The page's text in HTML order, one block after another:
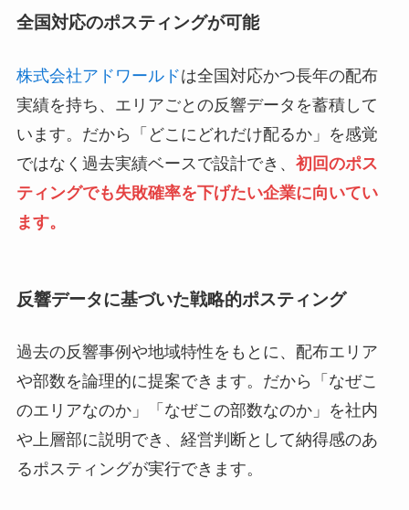
全国対応のポスティングが可能
株式会社アドワールドは全国対応かつ長年の配布
実績を持ち、エリアごとの反響データを蓄積して
います。だから「どこにどれだけ配るか」を感覚
ではなく過去実績ベースで設計でき、 初回のポス
ティングでも失敗確率を下げたい企業に向いてい
ます。
反響データに基づいた戦略的ポスティング
過去の反響事例や地域特性をもとに、配布エリア
や部数を論理的に提案できます。だから「なぜこ
のエリアなのか」「なぜこの部数なのか」を社内
や上層部に説明でき、経営判断として納得感のあ
るポスティングが実行できます。